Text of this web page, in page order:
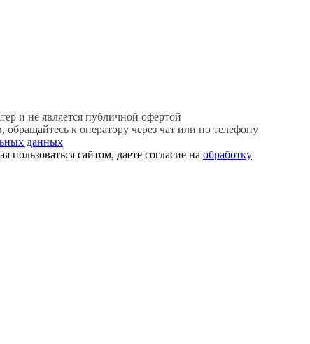
и не является публичной офертой
к оператору через чат или по телефону
данных
сайтом, даете согласие на обработку